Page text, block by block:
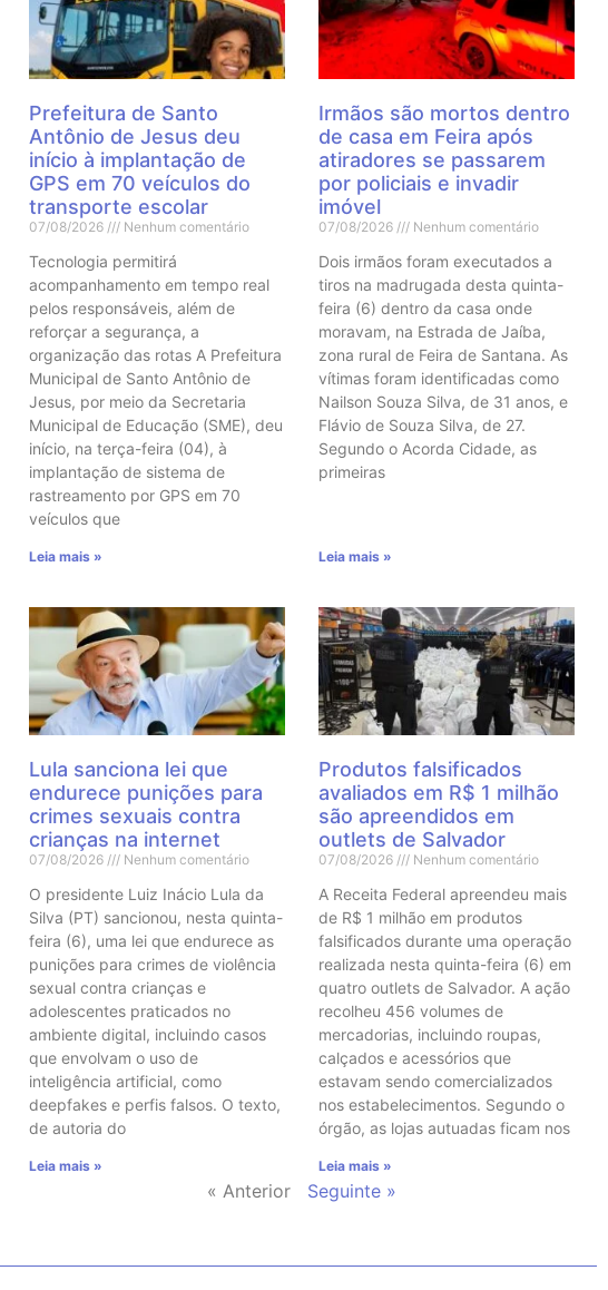
Prefeitura de Santo
Antônio de Jesus deu
início à implantação de
GPS em 70 veículos do
transporte escolar
07/08/2026 Nenhum comentário
Tecnologia permitirá
acompanhamento em tempo real
pelos responsáveis, além de
reforçar a segurança, a
organização das rotas A Prefeitura
Municipal de Santo Antônio de
Jesus, por meio da Secretaria
Municipal de Educação (SME), deu
início, na terça-feira (04), à
implantação de sistema de
rastreamento por GPS em 70
veículos que
Leia mais »
Irmãos são mortos dentro
de casa em Feira após
atiradores se passarem
por policiais e invadir
imóvel
07/08/2026 Nenhum comentário
Dois irmãos foram executados a
tiros na madrugada desta quinta-
feira (6) dentro da casa onde
moravam, na Estrada de Jaíba,
zona rural de Feira de Santana. As
vítimas foram identificadas como
Nailson Souza Silva, de 31 anos, e
Flávio de Souza Silva, de 27.
Segundo o Acorda Cidade, as
primeiras
Leia mais »
Lula sanciona lei que
endurece punições para
crimes sexuais contra
crianças na internet
07/08/2026 Nenhum comentário
O presidente Luiz Inácio Lula da
Silva (PT) sancionou, nesta quinta-
feira (6), uma lei que endurece as
punições para crimes de violência
sexual contra crianças e
adolescentes praticados no
ambiente digital, incluindo casos
que envolvam o uso de
inteligência artificial, como
deepfakes e perfis falsos. O texto,
de autoria do
Leia mais »
Produtos falsificados
avaliados em R$ 1 milhão
são apreendidos em
outlets de Salvador
07/08/2026 Nenhum comentário
A Receita Federal apreendeu mais
de R$ 1 milhão em produtos
falsificados durante uma operação
realizada nesta quinta-feira (6) em
quatro outlets de Salvador. A ação
recolheu 456 volumes de
mercadorias, incluindo roupas,
calçados e acessórios que
estavam sendo comercializados
nos estabelecimentos. Segundo o
órgão, as lojas autuadas ficam nos
Leia mais »
« Anterior Seguinte »